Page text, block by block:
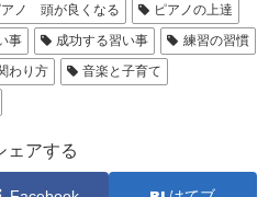
アノ 頭が良くなる
ピアノの上達
事 成功する習い事
練習の習慣
わり方
音楽と子育て
ェアする